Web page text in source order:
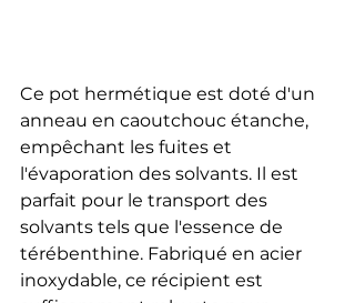
Ce pot hermétique est doté d'un
anneau en caoutchouc étanche,
empêchant les fuites et
l'évaporation des solvants. Il est
parfait pour le transport des
solvants tels que l'essence de
térébenthine. Fabriqué en acier
inoxydable, ce récipient est